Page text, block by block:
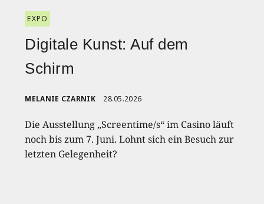
EXPO
Digitale Kunst: Auf dem
Schirm
MELANIE CZARNIK 28.05.2026
Die Ausstellung „Screentime/s“ im Casino läuft
noch bis zum 7. Juni. Lohnt sich ein Besuch zur
letzten Gelegenheit?